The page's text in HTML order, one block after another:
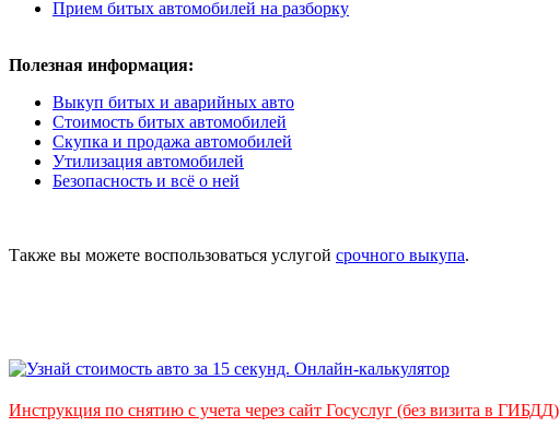
Прием битых автомобилей на разборку
Полезная информация:
Выкуп битых и аварийных авто
Стоимость битых автомобилей
Скупка и продажа автомобилей
Утилизация автомобилей
Безопасность и всё о ней
Также вы можете воспользоваться услугой срочного выкупа.
Инструкция по снятию с учета через сайт Госуслуг (без визита в ГИБДД)